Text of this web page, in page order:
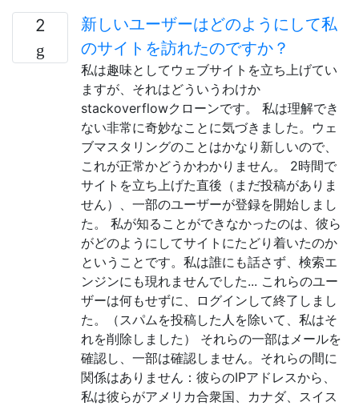
2
新しいユーザーはどのようにして私
のサイトを訪れたのですか？
私は趣味としてウェブサイトを立ち上げてい
ますが、それはどういうわけか
stackoverflowクローンです。 私は理解でき
ない非常に奇妙なことに気づきました。ウェ
ブマスタリングのことはかなり新しいので、
これが正常かどうかわかりません。 2時間で
サイトを立ち上げた直後（まだ投稿がありま
せん）、一部のユーザーが登録を開始しまし
た。 私が知ることができなかったのは、彼ら
がどのようにしてサイトにたどり着いたのか
ということです。私は誰にも話さず、検索エ
ンジンにも現れませんでした... これらのユー
ザーは何もせずに、ログインして終了しまし
た。（スパムを投稿した人を除いて、私はそ
れを削除しました） それらの一部はメールを
確認し、一部は確認しません。それらの間に
関係はありません：彼らのIPアドレスから、
私は彼らがアメリカ合衆国、カナダ、スイス